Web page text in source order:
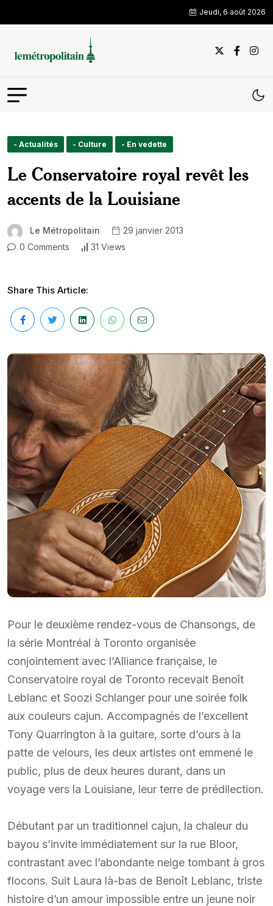
Jeudi, 6 août 2026
- Actualités - Culture - En vedette
Le Conservatoire royal revêt les
accents de la Louisiane
Le Métropolitain
29 janvier 2013
0 Comments
31 Views
Share This Article:
Pour le deuxième rendez-vous de Chansongs, de
la série Montréal à Toronto organisée
conjointement avec l’Alliance française, le
Conservatoire royal de Toronto recevait Benoît
Leblanc et Soozi Schlanger pour une soirée folk
aux couleurs cajun. Accompagnés de l’excellent
Tony Quarrington à la guitare, sorte d’ours à la
patte de velours, les deux artistes ont emmené le
public, plus de deux heures durant, dans un
voyage vers la Louisiane, leur terre de prédilection.
Débutant par un traditionnel cajun, la chaleur du
bayou s’invite immédiatement sur la rue Bloor,
contrastant avec l’abondante neige tombant à gros
flocons. Suit Laura là-bas de Benoît Leblanc, triste
histoire d’un amour impossible entre un jeune noir